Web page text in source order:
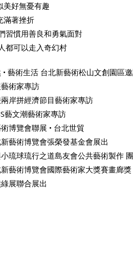
美好無憂有趣
滿著挫折
習慣用善良和勇氣面對
都可以走入奇幻村
藝術生活 台北新藝術松山文創園區
術家專訪
岸拼經濟節目藝術家專訪
藝文潮藝術家專訪
博覽會聯展 • 台北世貿
藝術博覽會張榮發基金會展出
琉球琉行之道島友會公共藝術製作
藝術博覽會國際藝術家大獎賽畫廊獎
展聯合展出